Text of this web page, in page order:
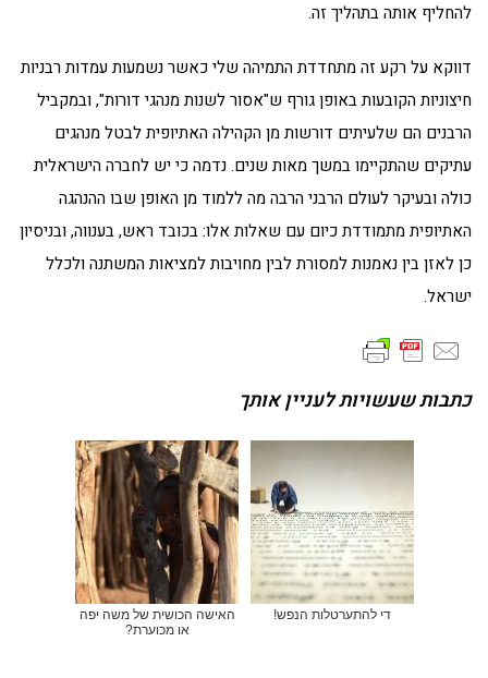
להחליף אותה בתהליך זה.
דווקא על רקע זה מתחדדת התמיהה שלי כאשר נשמעות עמדות רבניות
חיצוניות הקובעות באופן גורף ש"אסור לשנות מנהגי דורות", ובמקביל
הרבנים הם שלעיתים דורשות מן הקהילה האתיופית לבטל מנהגים
עתיקים שהתקיימו במשך מאות שנים. נדמה כי יש לחברה הישראלית
כולה ובעיקר לעולם הרבני הרבה מה ללמוד מן האופן שבו ההנהגה
האתיופית מתמודדת כיום עם שאלות אלו: בכובד ראש, בענווה, ובניסיון
כן לאזן בין נאמנות למסורת לבין מחויבות למציאות המשתנה ולכלל
ישראל.
כתבות שעשויות לעניין אותך
די להתערטלות הנפש!
האישה הכושית של משה יפה
או מכוערת?